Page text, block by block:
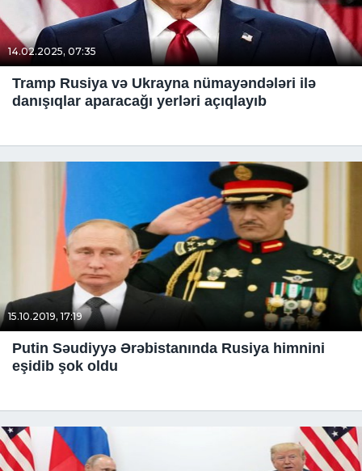
14.02.2025, 07:35
Tramp Rusiya və Ukrayna nümayəndələri ilə
danışıqlar aparacağı yerləri açıqlayıb
15.10.2019, 17:19
Putin Səudiyyə Ərəbistanında Rusiya himnini
eşidib şok oldu